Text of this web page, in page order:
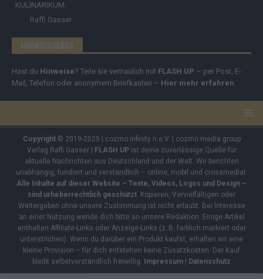
KULINARIKUM.
Raffi Gasser
HINWEISGEBER
Hast du Hinweise? Teile sie vertraulich mit FLASH UP – per Post, E-
Mail, Telefon oder anonymem Briefkasten – Hier mehr erfahren.
Copyright© 2019-2025 | cozmo infinity n.e.V. | cozmo media group
Verlag Raffi Gasser |
FLASH UPist deine zuverlässige Quelle für
aktuelle Nachrichten aus Deutschland und der Welt. Wir berichten
unabhängig, fundiert und verständlich – online, mobil und crossmedial.
Alle Inhalte auf dieser Website – Texte, Videos, Logos und Design –
sind urheberrechtlich geschützt. Kopieren, Vervielfältigen oder
Weitergeben ohne unsere Zustimmung ist nicht erlaubt. Bei Interesse
an einer Nutzung wende dich bitte an unsere Redaktion. Einige Artikel
enthalten Affiliate-Links oder Anzeige-Links (z. B. farblich markiert oder
unterstrichen). Wenn du darüber ein Produkt kaufst, erhalten wir eine
kleine Provision – für dich entstehen keine Zusatzkosten. Der Kauf
bleibt selbstverständlich freiwillig.
Impressum Datenschutz